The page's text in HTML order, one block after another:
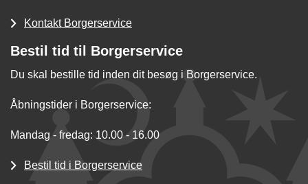
Kontakt Borgerservice
Bestil tid til Borgerservice
Du skal bestille tid inden dit besøg i Borgerservice.
Åbningstider i Borgerservice:
Mandag - fredag: 10.00 - 16.00
Bestil tid i Borgerservice